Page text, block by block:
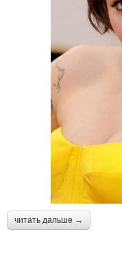
читать дальше →